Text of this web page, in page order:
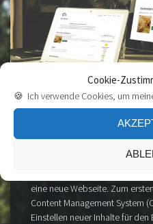
Cookie-
🍪 Ich verwende Cookies, um
WEBSEITE DER
E.V.
Lange genug hat es gedauert,
eine neue Webseite. Zum
Content Management System
Einstellen neuer Inhalte für